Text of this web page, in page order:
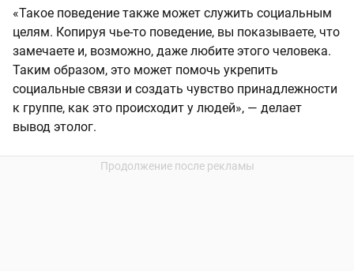
«Такое поведение также может служить социальным
целям. Копируя чье-то поведение, вы показываете, что
замечаете и, возможно, даже любите этого человека.
Таким образом, это может помочь укрепить
социальные связи и создать чувство принадлежности
к группе, как это происходит у людей», — делает
вывод этолог.